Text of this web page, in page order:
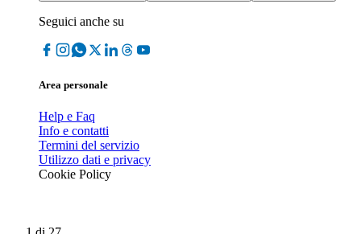
Seguici anche su
Area personale
Help e Faq
Info e contatti
Termini del servizio
Utilizzo dati e privacy
Cookie Policy